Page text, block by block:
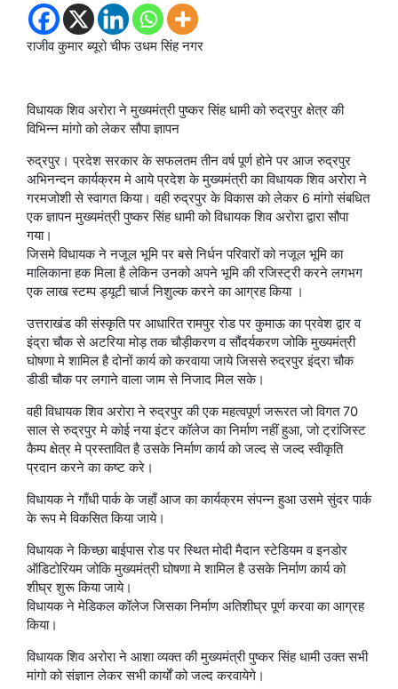
राजीव कुमार ब्यूरो चीफ उधम सिंह नगर
विधायक शिव अरोरा ने मुख्यमंत्री पुष्कर सिंह धामी को रुद्रपुर क्षेत्र की
विभिन्न मांगो को लेकर सौपा ज्ञापन
रुद्रपुर। प्रदेश सरकार के सफलतम तीन वर्ष पूर्ण होने पर आज रुद्रपुर
अभिनन्दन कार्यक्रम मे आये प्रदेश के मुख्यमंत्री का विधायक शिव अरोरा ने
गरमजोशी से स्वागत किया। वही रुद्रपुर के विकास को लेकर 6 मांगो संबधित
एक ज्ञापन मुख्यमंत्री पुष्कर सिंह धामी को विधायक शिव अरोरा द्वारा सौपा
गया।
जिसमे विधायक ने नजूल भूमि पर बसे निर्धन परिवारों को नजूल भूमि का
मालिकाना हक मिला है लेकिन उनको अपने भूमि की रजिस्ट्री करने लगभग
एक लाख स्टम्प ड्यूटी चार्ज निशुल्क करने का आग्रह किया ।
उत्तराखंड की संस्कृति पर आधारित रामपुर रोड पर कुमाऊ का प्रवेश द्वार व
इंद्रा चौक से अटरिया मोड़ तक चौड़ीकरण व सौंदर्यकरण जोकि मुख्यमंत्री
घोषणा मे शामिल है दोनों कार्य को करवाया जाये जिससे रुद्रपुर इंद्रा चौक
डीडी चौक पर लगाने वाला जाम से निजाद मिल सके।
वही विधायक शिव अरोरा ने रुद्रपुर की एक महत्वपूर्ण जरूरत जो विगत 70
साल से रुद्रपुर मे कोई नया इंटर कॉलेज का निर्माण नहीं हुआ, जो ट्रांजिस्ट
कैम्प क्षेत्र मे प्रस्तावित है उसके निर्माण कार्य को जल्द से जल्द स्वीकृति
प्रदान करने का कष्ट करे।
विधायक ने गाँधी पार्क के जहाँ आज का कार्यक्रम संपन्न हुआ उसमे सुंदर पार्क
के रूप मे विकसित किया जाये।
विधायक ने किच्छा बाईपास रोड पर स्थित मोदी मैदान स्टेडियम व इनडोर
ऑडिटोरियम जोकि मुख्यमंत्री घोषणा मे शामिल है उसके निर्माण कार्य को
शीघ्र शुरू किया जाये।
विधायक ने मेडिकल कॉलेज जिसका निर्माण अतिशीघ्र पूर्ण करवा का आग्रह
किया।
विधायक शिव अरोरा ने आशा व्यक्त की मुख्यमंत्री पुष्कर सिंह धामी उक्त सभी
मांगो को संज्ञान लेकर सभी कार्यों को जल्द करवायेगे।